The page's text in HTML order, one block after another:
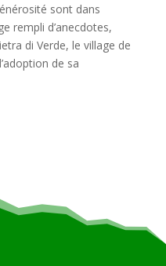
sont dans
rempli d’anecdotes,
di Verde, le village de
de sa